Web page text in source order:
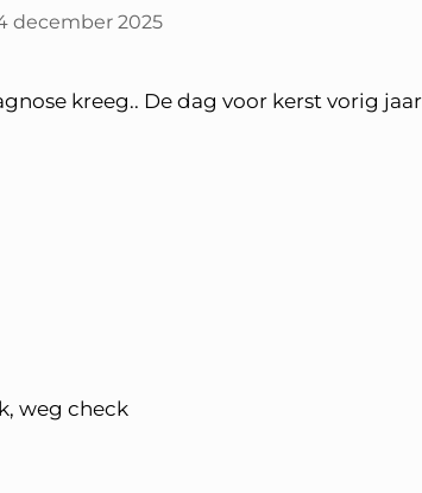
december 2025
kreeg.. De dag voor kerst vorig
weg check